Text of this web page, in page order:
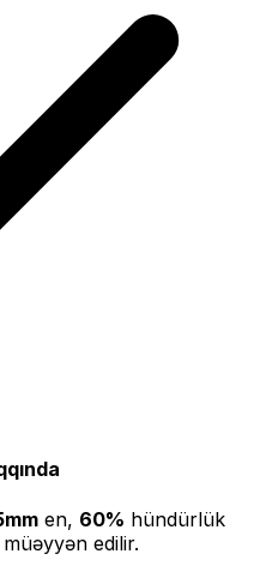
mm en, 60% hündürlük
edilir.